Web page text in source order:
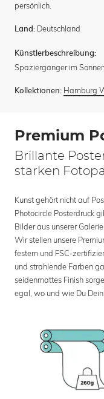
persönlich.
Land: Deutschland
Künstlerbeschreibung:
Spaziergänger im
Kollektionen: Hamburg
Premium
Brillante
starken
Kunst gehört nicht auf
Photocircle Posterdruck
Bilder aus unserer
Wir stellen unsere
festem und FSC-
und strahlende Farben
seidenmattes Finish
egal, wo und wie Du